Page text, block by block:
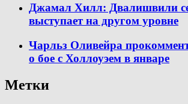
Джамал Хилл: Двалишвили
выступает на другом уровне
Чарльз Оливейра
о бое с Холлоуэем в январе
Метки